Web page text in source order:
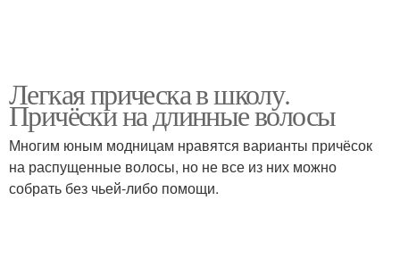
Легкая прическа в школу.
Причёски на длинные волосы
Многим юным модницам нравятся варианты причёсок
на распущенные волосы, но не все из них можно
собрать без чьей-либо помощи.